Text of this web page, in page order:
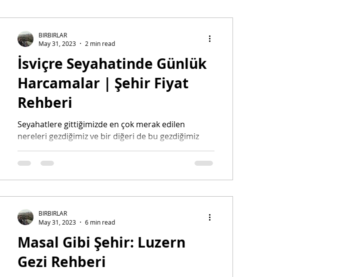
Slovakya Sırbistan Singapur
Şehir Fiyat Rehberleri
İsviçre Seyahatinde Günlük
Harcamalar | Şehir Fiyat
Rehberi
Seyahatlere gittiğimizde en çok merak edilen
nereleri gezdiğimiz ve bir diğeri de bu gezdiğimiz
yerlerde ne kadar harcadığımız....
BIRBIRLAR
May 31, 2023
2 min read
Masal Gibi Şehir: Luzern
Gezi Rehberi
BIRBIRLAR
May 31, 2023
6 min read